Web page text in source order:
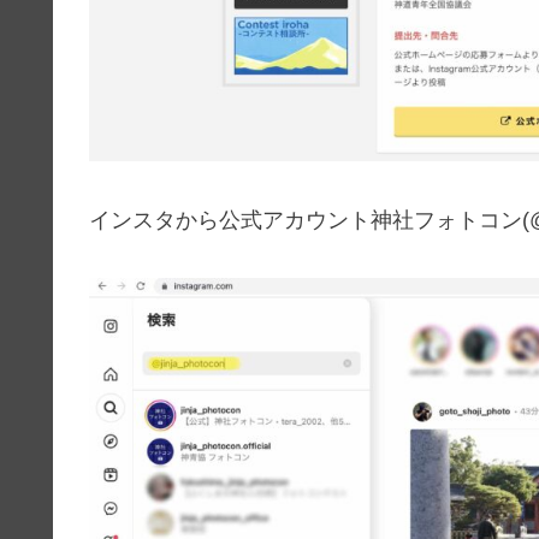
インスタから公式アカウント神社フォトコン